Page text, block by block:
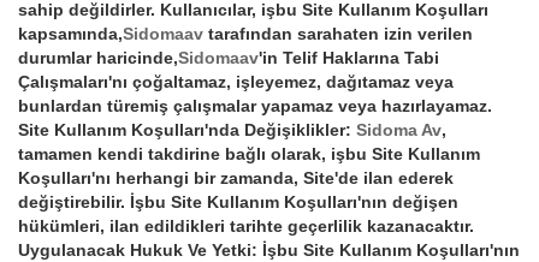
sahip değildirler. Kullanıcılar, işbu Site Kullanım Koşulları
kapsamında,Sidomaav tarafından sarahaten izin verilen
durumlar haricinde,Sidomaav'in Telif Haklarına Tabi
Çalışmaları'nı çoğaltamaz, işleyemez, dağıtamaz veya
bunlardan türemiş çalışmalar yapamaz veya hazırlayamaz.
Site Kullanım Koşulları'nda Değişiklikler: Sidoma Av,
tamamen kendi takdirine bağlı olarak, işbu Site Kullanım
Koşulları'nı herhangi bir zamanda, Site'de ilan ederek
değiştirebilir. İşbu Site Kullanım Koşulları'nın değişen
hükümleri, ilan edildikleri tarihte geçerlilik kazanacaktır.
Uygulanacak Hukuk Ve Yetki: İşbu Site Kullanım Koşulları'nın